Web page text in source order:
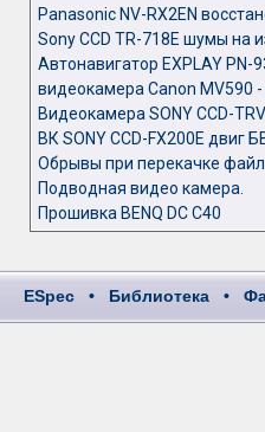
Panasonic NV-RX2EN
Sony CCD TR-718E шумы на
Автонавигатор EXPLAY PN-
видеокамера Canon MV590
Видеокамера SONY CCD-
ВК SONY CCD-FX200E двиг
Обрывы при перекачке
Подводная видео камера.
Прошивка BENQ DC C40
ESpec • Библиотека •